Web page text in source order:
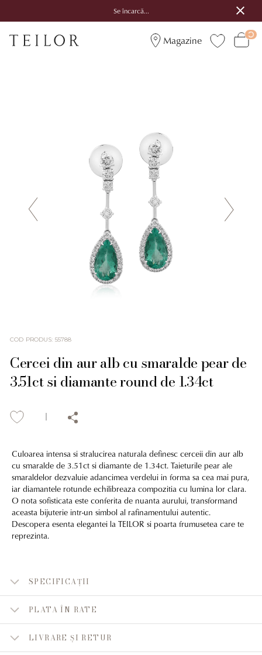
Se încarcă...
Magazine
COD PRODUS: 55788
Cercei din aur alb cu smaralde pear de
3.51ct si diamante round de 1.34ct
Culoarea intensa si stralucirea naturala definesc cerceii din aur alb
cu smaralde de 3.51ct si diamante de 1.34ct. Taieturile pear ale
smaraldelor dezvaluie adancimea verdelui in forma sa cea mai pura,
iar diamantele rotunde echilibreaza compozitia cu lumina lor clara.
O nota sofisticata este conferita de nuanta aurului, transformand
aceasta bijuterie intr-un simbol al rafinamentului autentic.
Descopera esenta elegantei la TEILOR si poarta frumusetea care te
reprezinta.
SPECIFICAȚII
PLATA ÎN RATE
LIVRARE ȘI RETUR